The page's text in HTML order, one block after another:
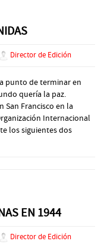
Director de Edición
punto de terminar en
quería la paz.
San Francisco en la
Internacional
los siguientes dos
EN 1944
Director de Edición